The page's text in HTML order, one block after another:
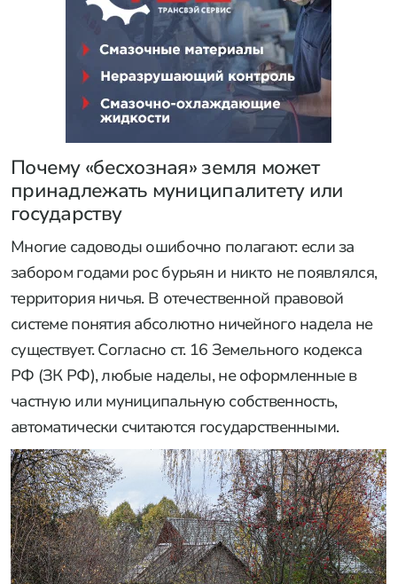
Почему «бесхозная» земля может
принадлежать муниципалитету или
государству
Многие садоводы ошибочно полагают: если за
забором годами рос бурьян и никто не появлялся,
территория ничья. В отечественной правовой
системе понятия абсолютно ничейного надела не
существует. Согласно ст. 16 Земельного кодекса
РФ (ЗК РФ), любые наделы, не оформленные в
частную или муниципальную собственность,
автоматически считаются государственными.